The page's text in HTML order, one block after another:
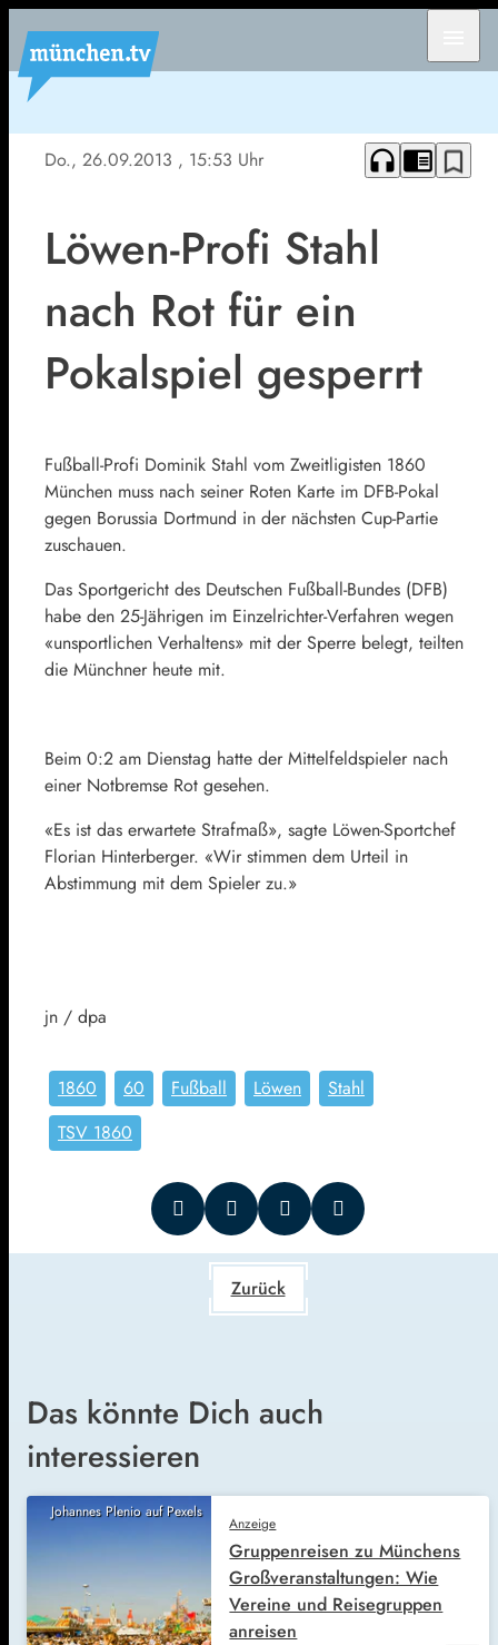
Do., 26.09.2013 , 15:53 Uhr headphones chrome_reader_mode bookmark_border
Löwen-Profi Stahl
nach Rot für ein
Pokalspiel gesperrt
Fußball-Profi Dominik Stahl vom Zweitligisten 1860
München muss nach seiner Roten Karte im DFB-Pokal
gegen Borussia Dortmund in der nächsten Cup-Partie
zuschauen.
Das Sportgericht des Deutschen Fußball-Bundes (DFB)
habe den 25-Jährigen im Einzelrichter-Verfahren wegen
«unsportlichen Verhaltens» mit der Sperre belegt, teilten
die Münchner heute mit.
Beim 0:2 am Dienstag hatte der Mittelfeldspieler nach
einer Notbremse Rot gesehen.
«Es ist das erwartete Strafmaß», sagte Löwen-Sportchef
Florian Hinterberger. «Wir stimmen dem Urteil in
Abstimmung mit dem Spieler zu.»
jn / dpa
1860 60 Fußball Löwen
Stahl
TSV 1860
Zurück
Das könnte Dich auch
interessieren
Johannes Plenio auf Pexels
Anzeige
Gruppenreisen zu Münchens
Großveranstaltungen: Wie
Vereine und Reisegruppen
anreisen